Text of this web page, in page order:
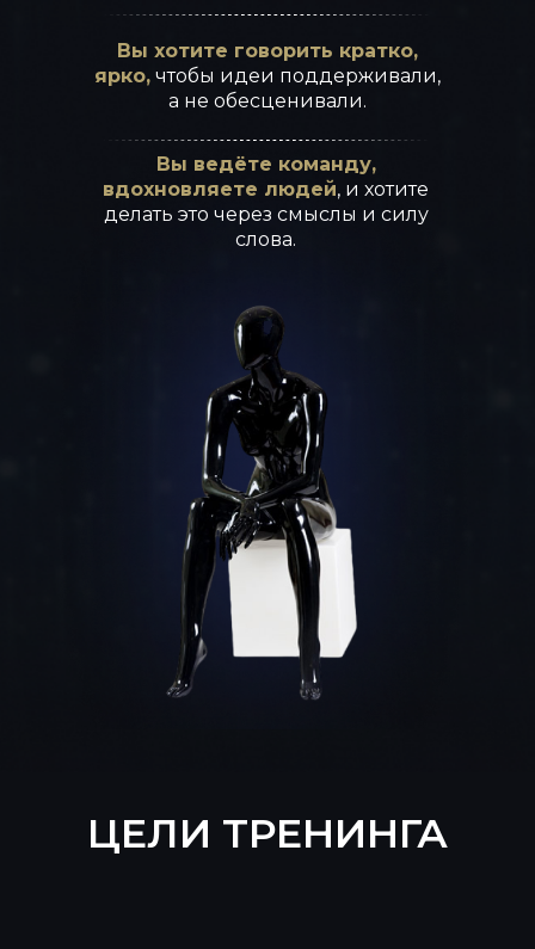
Вы хотите говорить кратко,
ярко,чтобы идеи поддерживали,
а не обесценивали.
Вы ведёте команду,
вдохновляете людей, и хотите
делать это через смыслы и силу
слова.
коммуникации
увлекательно доносить
свои мысли, чтобы проще
собственников уверенным
публичным выступлениям
Продемонстрировать
овладения навыкам
ораторского мастерства